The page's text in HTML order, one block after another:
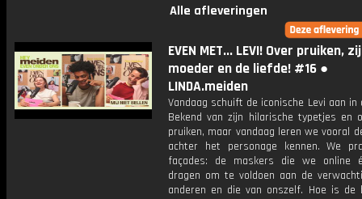
Alle afleveringen
EVEN MET... LEVI! Over pruiken,
moeder en de liefde! #16 ●
LINDA.meiden
Vandaag schuift de iconische Levi aan in
Bekend van zijn hilarische typetjes en
pruiken, maar vandaag leren we vooral
achter het personage kennen. We
façades: de maskers die we online
dragen om te voldoen aan de
anderen en die van onszelf. Hoe is de